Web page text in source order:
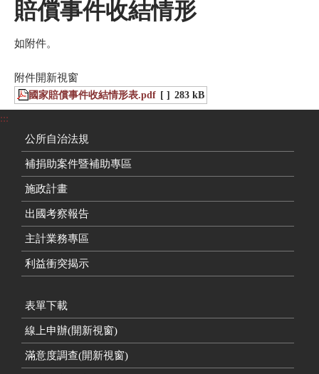
賠償事件收結情形
如附件。
附件開新視窗
國家賠償事件收結情形表.pdf [ ] 283 kB
:::
公所自治法規
補捐助案件暨補助專區
施政計畫
出國考察報告
主計業務專區
利益衝突揭示
表單下載
線上申辦(開新視窗)
滿意度調查(開新視窗)